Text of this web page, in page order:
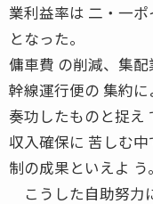
業利益率は 二・一
となった。
傭車費 の削減、集配
幹線運行便の 集約
奏功したものと捉え
収入確保に 苦しむ
制の成果といえよ う。
こうした自助努力